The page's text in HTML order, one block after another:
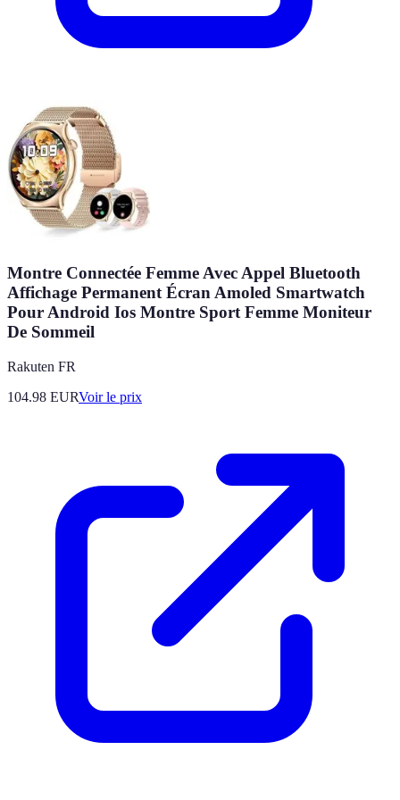
Montre Connectée Femme Avec Appel Bluetooth
Affichage Permanent Écran Amoled Smartwatch
Pour Android Ios Montre Sport Femme Moniteur
De Sommeil
Rakuten FR
104.98 EURVoir le prix